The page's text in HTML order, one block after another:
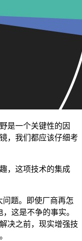
是一个关键性的因
，我们都应该仔细考
，这项技术的集成
题。即使厂商再怎
这是不争的事实。
决之前，现实增强技